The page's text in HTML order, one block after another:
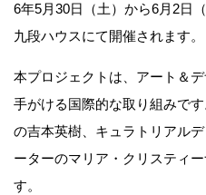
6年5月30日（土）から6月2日
九段ハウスにて開催されます。
本プロジェクトは、アート＆
手がける国際的な取り組みで
の吉本英樹、キュラトリアル
ーターのマリア・クリスティ
す。